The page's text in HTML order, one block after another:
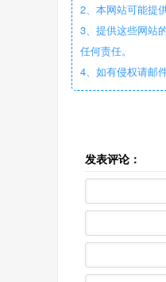
2、本网站可能提
3、提供这些网站
任何责任。
4、如有侵权请邮
发表评论：